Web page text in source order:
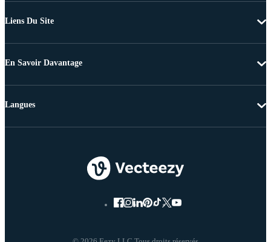
Liens Du Site
En Savoir Davantage
Langues